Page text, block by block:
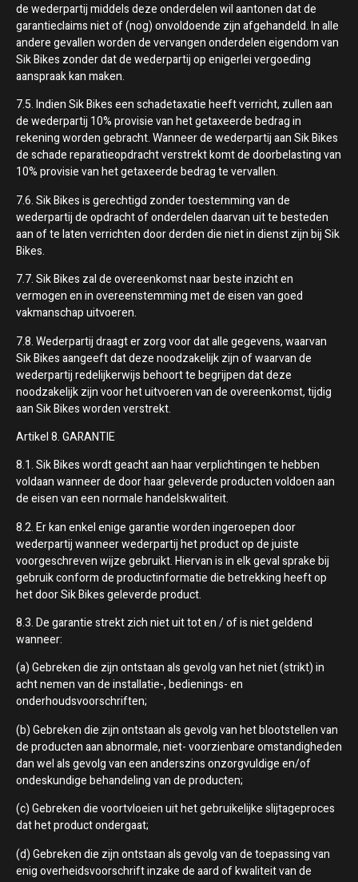
de wederpartij middels deze onderdelen wil aantonen dat de
garantieclaims niet of (nog) onvoldoende zijn afgehandeld. In alle
andere gevallen worden de vervangen onderdelen eigendom van
Sik Bikes zonder dat de wederpartij op enigerlei vergoeding
aanspraak kan maken.
7.5. Indien Sik Bikes een schadetaxatie heeft verricht, zullen aan
de wederpartij 10% provisie van het getaxeerde bedrag in
rekening worden gebracht. Wanneer de wederpartij aan Sik Bikes
de schade reparatieopdracht verstrekt komt de doorbelasting van
10% provisie van het getaxeerde bedrag te vervallen.
7.6. Sik Bikes is gerechtigd zonder toestemming van de
wederpartij de opdracht of onderdelen daarvan uit te besteden
aan of te laten verrichten door derden die niet in dienst zijn bij Sik
Bikes.
7.7. Sik Bikes zal de overeenkomst naar beste inzicht en
vermogen en in overeenstemming met de eisen van goed
vakmanschap uitvoeren.
7.8. Wederpartij draagt er zorg voor dat alle gegevens, waarvan
Sik Bikes aangeeft dat deze noodzakelijk zijn of waarvan de
wederpartij redelijkerwijs behoort te begrijpen dat deze
noodzakelijk zijn voor het uitvoeren van de overeenkomst, tijdig
aan Sik Bikes worden verstrekt.
Artikel 8. GARANTIE
8.1. Sik Bikes wordt geacht aan haar verplichtingen te hebben
voldaan wanneer de door haar geleverde producten voldoen aan
de eisen van een normale handelskwaliteit.
8.2. Er kan enkel enige garantie worden ingeroepen door
wederpartij wanneer wederpartij het product op de juiste
voorgeschreven wijze gebruikt. Hiervan is in elk geval sprake bij
gebruik conform de productinformatie die betrekking heeft op
het door Sik Bikes geleverde product.
8.3. De garantie strekt zich niet uit tot en / of is niet geldend
wanneer:
(a) Gebreken die zijn ontstaan als gevolg van het niet (strikt) in
acht nemen van de installatie-, bedienings- en
onderhoudsvoorschriften;
(b) Gebreken die zijn ontstaan als gevolg van het blootstellen van
de producten aan abnormale, niet- voorzienbare omstandigheden
dan wel als gevolg van een anderszins onzorgvuldige en/of
ondeskundige behandeling van de producten;
(c) Gebreken die voortvloeien uit het gebruikelijke slijtageproces
dat het product ondergaat;
(d) Gebreken die zijn ontstaan als gevolg van de toepassing van
enig overheidsvoorschrift inzake de aard of kwaliteit van de